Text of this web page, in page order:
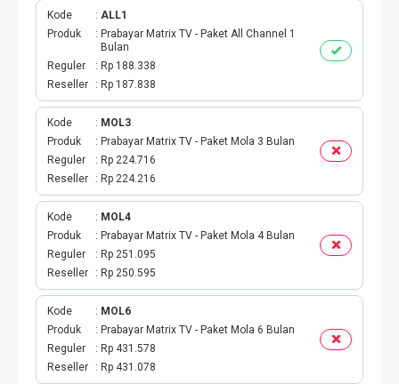
VOUCHER TV
TOKEN PLN
ISI ULANG GAME
TAG PLN
TAG PDAM
TAG BPJS
TAG TELKOM
HP PASCA
TAG TV PASCABAYAR
Kode
ALL1
Produk
Prabayar Matrix TV - Paket All Channel 1
Bulan
Reguler
Rp 188.338
Reseller
Rp 187.838
Kode
MOL3
Produk
Prabayar Matrix TV - Paket Mola 3 Bulan
Reguler
Rp 224.716
Reseller
Rp 224.216
Kode
MOL4
Produk
Prabayar Matrix TV - Paket Mola 4 Bulan
Reguler
Rp 251.095
Reseller
Rp 250.595
Kode
MOL6
Produk
Prabayar Matrix TV - Paket Mola 6 Bulan
Reguler
Rp 431.578
Reseller
Rp 431.078